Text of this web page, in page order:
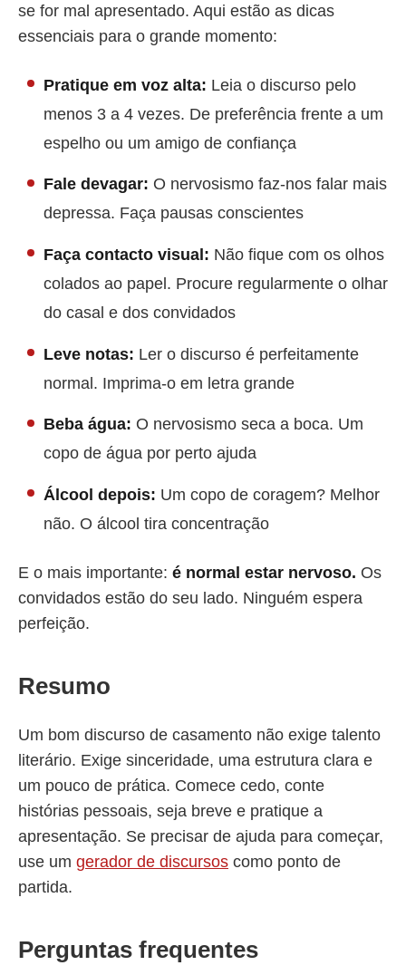
se for mal apresentado. Aqui estão as dicas
essenciais para o grande momento:
Pratique em voz alta: Leia o discurso pelo
menos 3 a 4 vezes. De preferência frente a um
espelho ou um amigo de confiança
Fale devagar: O nervosismo faz-nos falar mais
depressa. Faça pausas conscientes
Faça contacto visual: Não fique com os olhos
colados ao papel. Procure regularmente o olhar
do casal e dos convidados
Leve notas: Ler o discurso é perfeitamente
normal. Imprima-o em letra grande
Beba água: O nervosismo seca a boca. Um
copo de água por perto ajuda
Álcool depois: Um copo de coragem? Melhor
não. O álcool tira concentração
E o mais importante: é normal estar nervoso. Os
convidados estão do seu lado. Ninguém espera
perfeição.
Resumo
Um bom discurso de casamento não exige talento
literário. Exige sinceridade, uma estrutura clara e
um pouco de prática. Comece cedo, conte
histórias pessoais, seja breve e pratique a
apresentação. Se precisar de ajuda para começar,
use um gerador de discursos como ponto de
partida.
Perguntas frequentes